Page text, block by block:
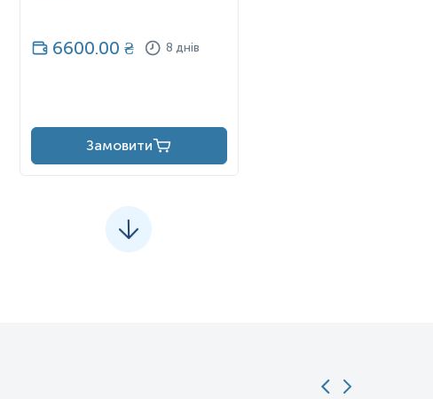
патогенним у людей з ослабленим імунітетом за різних умов.
у ВІЛ-інфікованих пацієнтів. C. albicans є найпоширенішим
«Albicans» є дієприкметником теперішнього часу латинського
6600.00 ₴ 8 днів
Замовити